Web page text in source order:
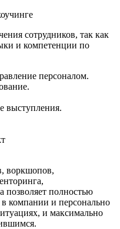
сотрудников, так как
и компетенции по
персоналом.
выступления.
воркшопов,
позволяет полностью
компании и персонально
и максимально